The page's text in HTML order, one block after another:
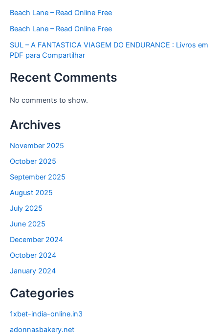
Beach Lane – Read Online Free
Beach Lane – Read Online Free
SUL – A FANTASTICA VIAGEM DO ENDURANCE : Livros em
PDF para Compartilhar
Recent Comments
No comments to show.
Archives
November 2025
October 2025
September 2025
August 2025
July 2025
June 2025
December 2024
October 2024
January 2024
Categories
1xbet-india-online.in3
adonnasbakery.net